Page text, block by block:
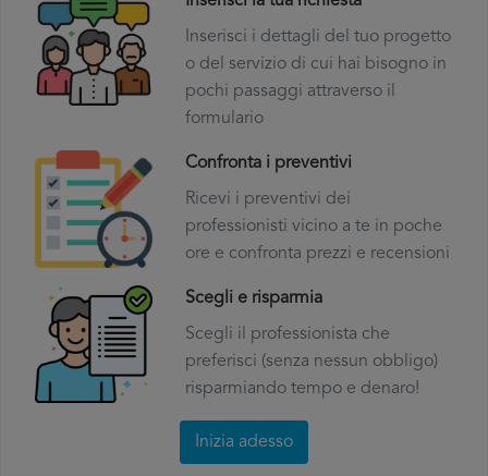
Inserisci i dettagli del tuo progetto
o del servizio di cui hai bisogno in
pochi passaggi attraverso il
formulario
Confronta i preventivi
Ricevi i preventivi dei
professionisti vicino a te in poche
ore e confronta prezzi e recensioni
Scegli e risparmia
Scegli il professionista che
preferisci (senza nessun obbligo)
risparmiando tempo e denaro!
Inizia adesso